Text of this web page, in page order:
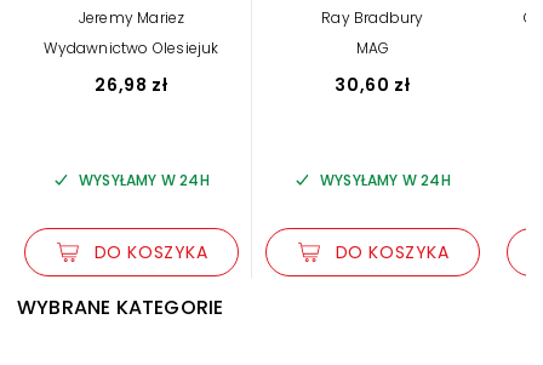
Księżniczki. Tom 2.
Zagadkowe rysunki
Jeremy Mariez
Wydawnictwo Olesiejuk
26,98 zł
WYSYŁAMY W 24H
DO KOSZYKA
Ray Bradbury
MAG
30,60 zł
WYSYŁAMY W 24H
DO KOSZYKA
WYBRANE KATEGORIE